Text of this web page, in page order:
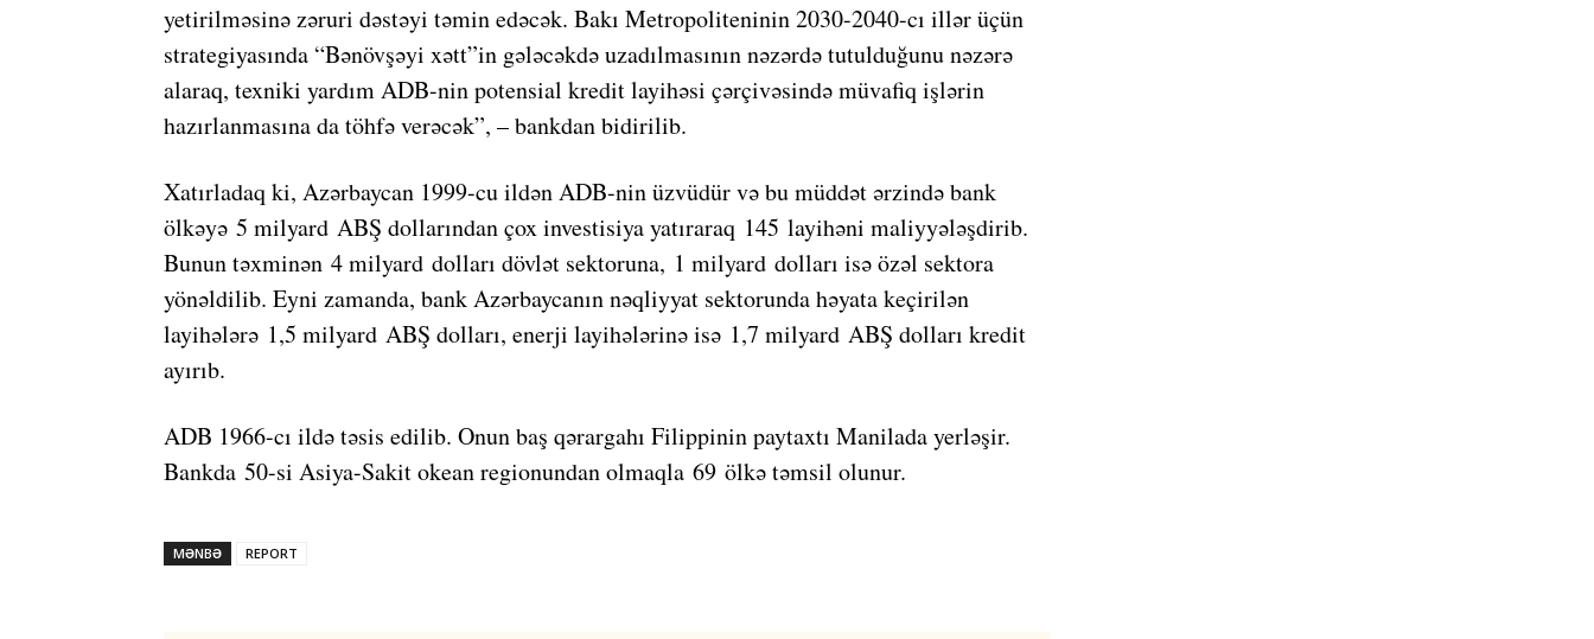
yetirilməsinə zəruri dəstəyi təmin edəcək. Bakı Metropoliteninin 2030-2040-cı illər üçün
strategiyasında “Bənövşəyi xətt”in gələcəkdə uzadılmasının nəzərdə tutulduğunu nəzərə
alaraq, texniki yardım ADB-nin potensial kredit layihəsi çərçivəsində müvafiq işlərin
hazırlanmasına da töhfə verəcək”, – bankdan bidirilib.
Xatırladaq ki, Azərbaycan 1999-cu ildən ADB-nin üzvüdür və bu müddət ərzində bank
ölkəyə 5 milyard ABŞ dollarından çox investisiya yatıraraq 145 layihəni maliyyələşdirib.
Bunun təxminən 4 milyard dolları dövlət sektoruna, 1 milyard dolları isə özəl sektora
yönəldilib. Eyni zamanda, bank Azərbaycanın nəqliyyat sektorunda həyata keçirilən
layihələrə 1,5 milyard ABŞ dolları, enerji layihələrinə isə 1,7 milyard ABŞ dolları kredit
ayırıb.
ADB 1966-cı ildə təsis edilib. Onun baş qərargahı Filippinin paytaxtı Manilada yerləşir.
Bankda 50-si Asiya-Sakit okean regionundan olmaqla 69 ölkə təmsil olunur.
MƏNBƏ REPORT